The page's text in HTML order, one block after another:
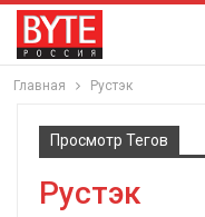
Главная Рустэк
Просмотр Тегов
Рустэк